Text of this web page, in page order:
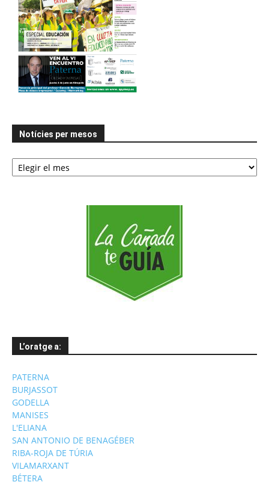
Notícies per mesos
Notícies
per
L’oratge a:
PATERNA
BURJASSOT
GODELLA
MANISES
L'ELIANA
SAN ANTONIO DE BENAGÉBER
RIBA-ROJA DE TÚRIA
VILAMARXANT
BÉTERA